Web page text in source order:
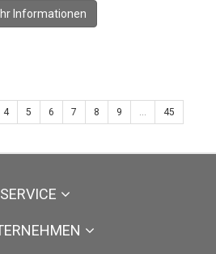
Informationen
4 5 6 7 8 9 ... 45
SERVICE